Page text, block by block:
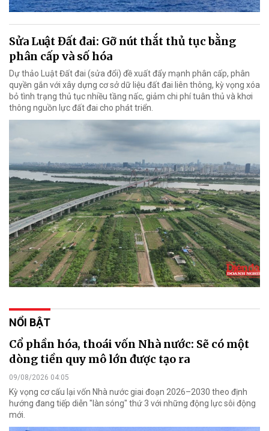
Sửa Luật Đất đai: Gỡ nút thắt thủ tục bằng
phân cấp và số hóa
Dự thảo Luật Đất đai (sửa đổi) đề xuất đẩy mạnh phân cấp, phân
quyền gắn với xây dựng cơ sở dữ liệu đất đai liên thông, kỳ vọng xóa
bỏ tình trạng thủ tục nhiều tầng nấc, giảm chi phí tuân thủ và khơi
thông nguồn lực đất đai cho phát triển.
NỔI BẬT
Cổ phần hóa, thoái vốn Nhà nước: Sẽ có một
dòng tiền quy mô lớn được tạo ra
09/08/2026 04:05
Kỳ vọng cơ cấu lại vốn Nhà nước giai đoạn 2026–2030 theo định
hướng đang tiếp diễn "làn sóng" thứ 3 với những động lực sôi động
mới.